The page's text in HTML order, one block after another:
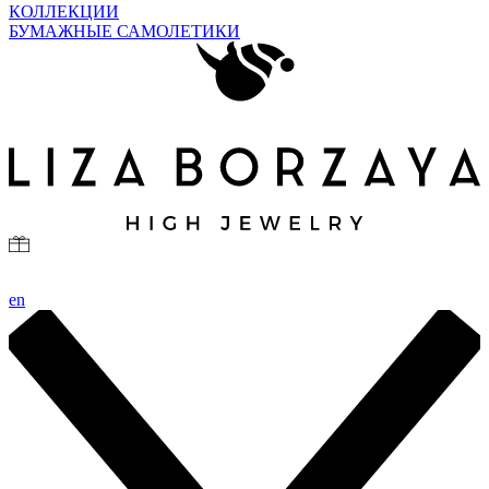
КОЛЛЕКЦИИ
БУМАЖНЫЕ САМОЛЕТИКИ
en